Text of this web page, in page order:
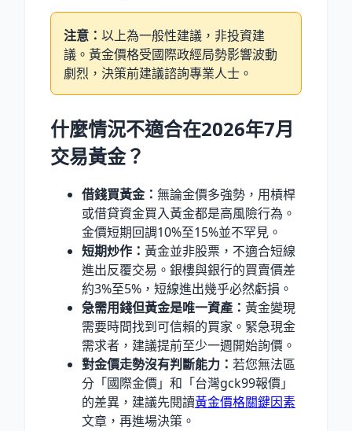
注意： 以上為一般性建議，非投資建
議。黃金價格受國際政經局勢影響波動
劇烈，決策前建議諮詢專業人士。
什麼情況不適合在2026年7月
交易黃金？
借錢買黃金： 無論金價多強勢，用槓桿
或借貸資金買入黃金都是高風險行為。
金價短期回調10%至15%並不罕見。
短期炒作： 黃金並非股票，不適合短線
進出反覆交易。銀樓與銀行的買賣價差
約3%至5%，短線進出幾乎必然虧損。
急需用錢但黃金是唯一資產： 黃金變現
需要時間找到可信賴的買家。緊急現金
需求者，建議提前至少一週開始詢價。
對金價走勢沒有判斷能力： 若您無法區
分「國際金價」和「台灣gck99報價」
的差異，建議先閱讀黃金價格關鍵因素
文章，再進場決策。